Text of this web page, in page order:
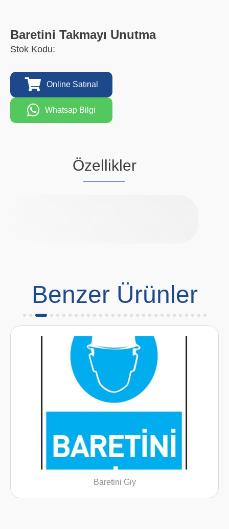
Baretini Takmayı Unutma
Stok Kodu:
Online Satınal
Whatsap Bilgi
Özellikler
Benzer Ürünler
Baretini Giy